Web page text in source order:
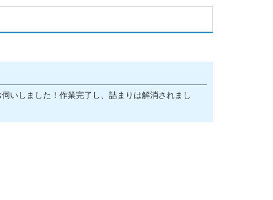
いしました！作業完了し、詰まりは解消されまし